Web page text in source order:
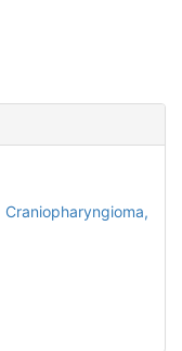
Craniopharyngioma,